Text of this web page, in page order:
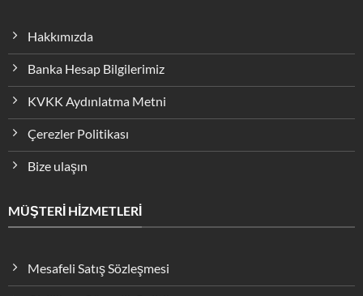
Hakkımızda
Banka Hesap Bilgilerimiz
KVKK Aydınlatma Metni
Çerezler Politikası
Bize ulaşın
MÜŞTERİ HİZMETLERİ
Mesafeli Satış Sözleşmesi